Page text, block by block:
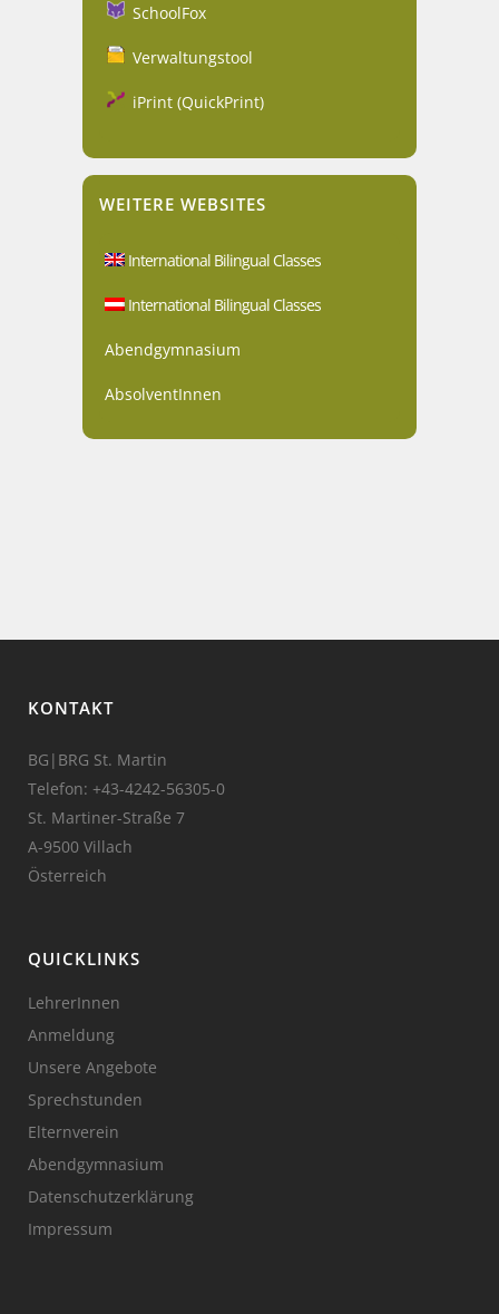
SchoolFox
Verwaltungstool
iPrint (QuickPrint)
WEITERE WEBSITES
International Bilingual Classes
International Bilingual Classes
Abendgymnasium
AbsolventInnen
KONTAKT
BG|BRG St. Martin
Telefon: +43-4242-56305-0
St. Martiner-Straße 7
A-9500 Villach
Österreich
QUICKLINKS
LehrerInnen
Anmeldung
Unsere Angebote
Sprechstunden
Elternverein
Abendgymnasium
Datenschutzerklärung
Impressum